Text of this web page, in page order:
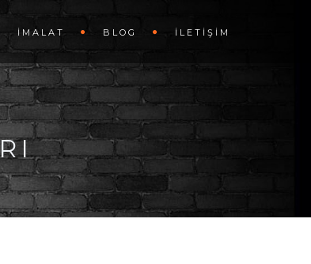
İMALAT BLOG İLETIŞIM